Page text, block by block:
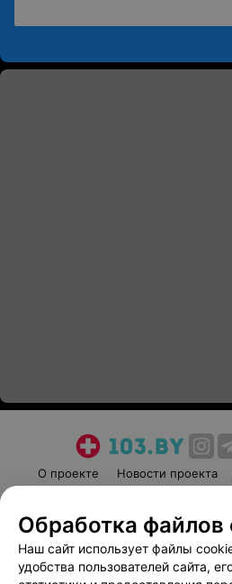
О проекте Новости проекта
Пользовательское
Вакансии
Написать
Обработка файлов
Наш сайт использует файлы
удобства пользователей сайта,